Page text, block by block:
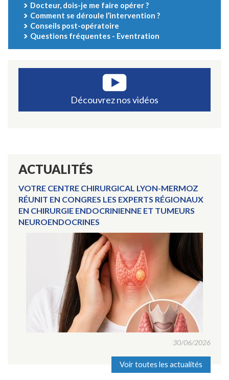
Docteur, dois-je me faire opérer ?
Comment se déroule l’intervention ?
Conseils post-opératoire
Questions fréquentes - Eventration
Découvrez nos vidéos
ACTUALITÉS
VOTRE CENTRE CHIRURGICAL LYON-MERMOZ
RÉUNIT EN CONGRES LES EXPERTS RÉGIONAUX
EN CHIRURGIE ENDOCRINIENNE ET TUMEURS
NEUROENDOCRINES
30/06/2026
Voir toutes les actualités